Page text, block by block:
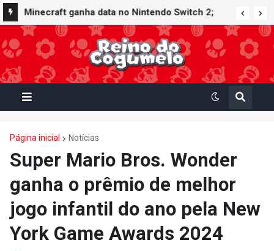
Minecraft ganha data no Nintendo Switch 2;
Super Mario Mash-Up receberá atualização
gráfica exclusiva
Página inicial Notícias
Super Mario Bros. Wonder
ganha o prêmio de melhor
jogo infantil do ano pela New
York Game Awards 2024